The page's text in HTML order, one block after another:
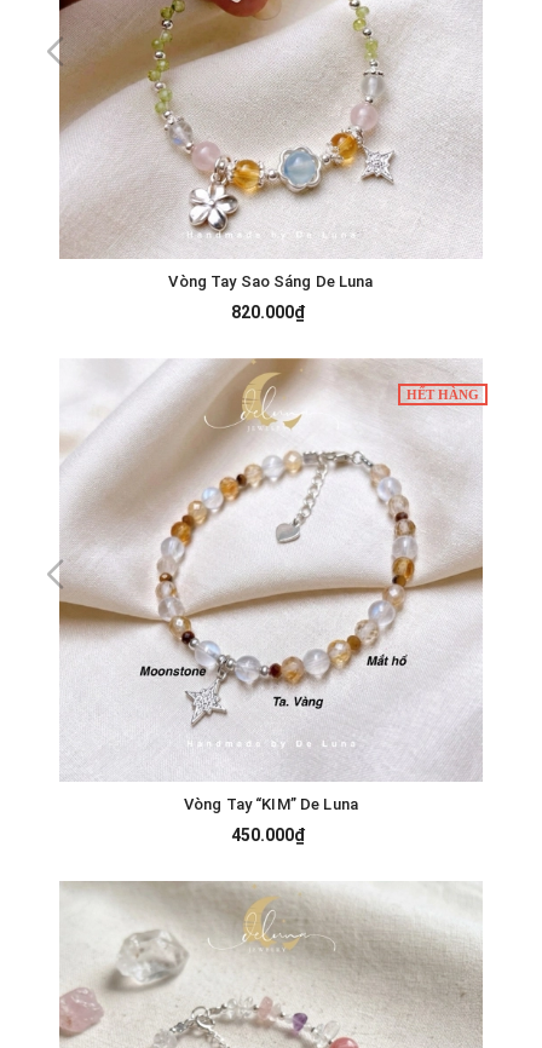
Vòng Tay Sao Sáng De Luna
820.000₫
HẾT HÀNG
Vòng Tay “KIM” De Luna
450.000₫